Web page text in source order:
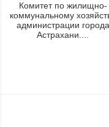
Комитет по жилищно-
коммунальному
администрации города
Астрахани....